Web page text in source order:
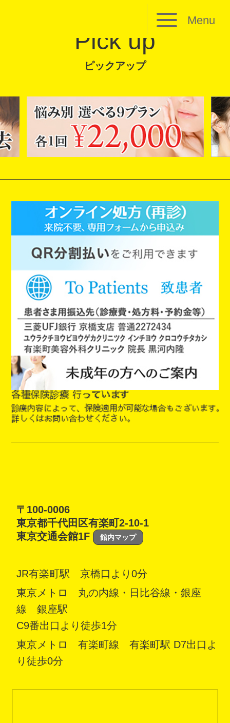
Menu
Pick up
ピックアップ
〒100-0006
東京都千代田区有楽町2-10-1
東京交通会館1F
館内マップ
JR有楽町駅 京橋口より0分
東京メトロ 丸の内線・日比谷線・銀座
線 銀座駅
C9番出口より徒歩1分
東京メトロ 有楽町線 有楽町駅 D7出口よ
り徒歩0分